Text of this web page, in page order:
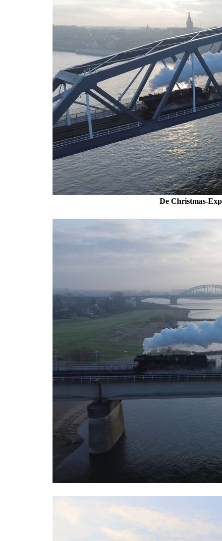
De Christmas-